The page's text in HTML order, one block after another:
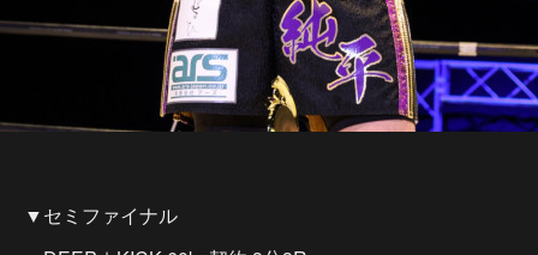
▼セミファイナル